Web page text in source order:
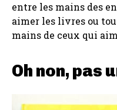
entre les mains des
aimer les livres ou
mains de ceux qui
Oh non, pas